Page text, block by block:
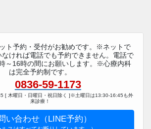
ト予約・受付がお勧めです。※ネットで
ければ電話でも予約できません。電話で
～16時の間にお願いします。※心療内科
は完全予約制です。
0836-59-1173
[ 木曜日・日曜日・祝日除く ]※土曜日は13:30-16:45も外
来診療！
い合わせ（LINE予約）